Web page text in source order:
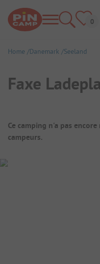
Home Danemark Seeland
Faxe
Aperçu du
Ce camping n'a pas
campeurs.